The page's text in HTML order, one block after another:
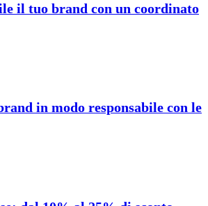
il tuo brand con un coordinato
in modo responsabile con le